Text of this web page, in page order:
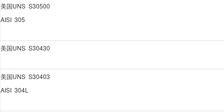
美国UNS S30500
AISI 305
美国UNS S30430
美国UNS S30403
AISI 304L